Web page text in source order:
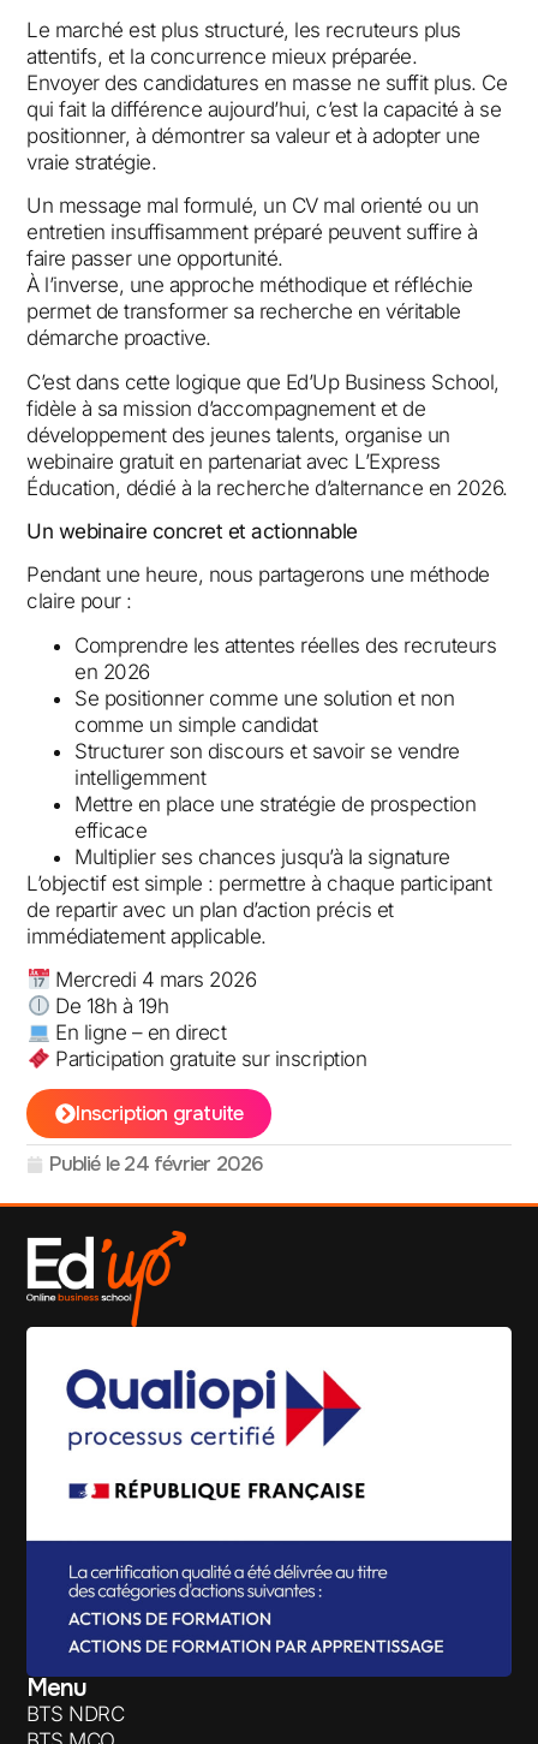
Le marché est plus structuré, les recruteurs plus
attentifs, et la concurrence mieux préparée.
Envoyer des candidatures en masse ne suffit plus. Ce
qui fait la différence aujourd’hui, c’est la capacité à se
positionner, à démontrer sa valeur et à adopter une
vraie stratégie.
Un message mal formulé, un CV mal orienté ou un
entretien insuffisamment préparé peuvent suffire à
faire passer une opportunité.
À l’inverse, une approche méthodique et réfléchie
permet de transformer sa recherche en véritable
démarche proactive.
C’est dans cette logique que Ed’Up Business School,
fidèle à sa mission d’accompagnement et de
développement des jeunes talents, organise un
webinaire gratuit en partenariat avec L’Express
Éducation, dédié à la recherche d’alternance en 2026.
Un webinaire concret et actionnable
Pendant une heure, nous partagerons une méthode
claire pour :
Comprendre les attentes réelles des recruteurs
en 2026
Se positionner comme une solution et non
comme un simple candidat
Structurer son discours et savoir se vendre
intelligemment
Mettre en place une stratégie de prospection
efficace
Multiplier ses chances jusqu’à la signature
L’objectif est simple : permettre à chaque participant
de repartir avec un plan d’action précis et
immédiatement applicable.
Mercredi 4 mars 2026
De 18h à 19h
En ligne – en direct
Participation gratuite sur inscription
Inscription gratuite
Publié le24 février 2026
Menu
BTS NDRC